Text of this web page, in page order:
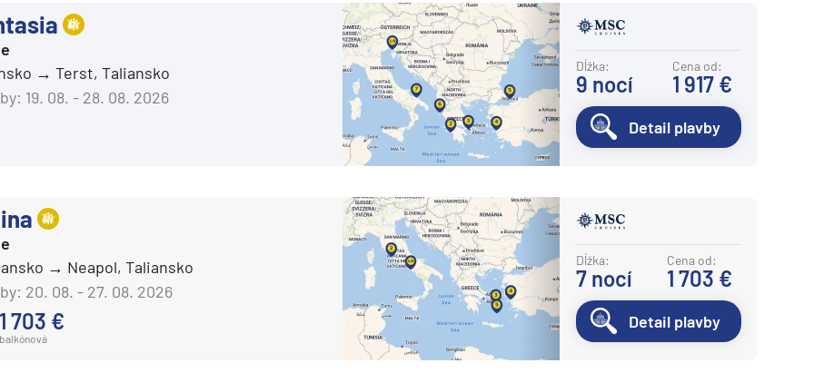
Celebrity Millennium
Celebrity Reflection®
Celebrity Silhouette®
Terst, Taliansko
19. 08. - 28. 08. 2026
Dĺžka:
9 nocí
Cena od:
1 917 €
Detail plavby
Neapol, Taliansko
20. 08. - 27. 08. 2026
1 703 €
balkónová
Dĺžka:
7 nocí
Cena od:
1 703 €
Detail plavby